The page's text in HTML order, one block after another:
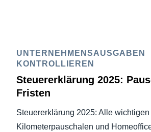
UNTERNEHMENSAUSGABEN
KONTROLLIEREN
Steuererklärung 2025:
Fristen
Steuererklärung 2025: Alle wichtigen
Kilometerpauschalen und